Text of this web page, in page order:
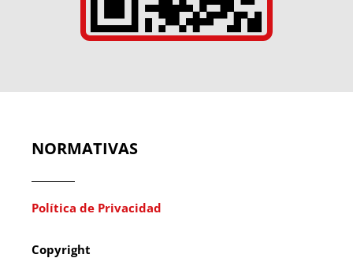
NORMATIVAS
Política de Privacidad
Copyright